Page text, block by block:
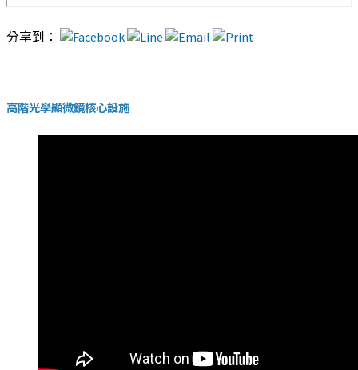
分享到：
高階光學顯微鏡核心設施